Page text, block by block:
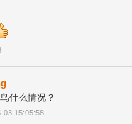
什么情况？
03 15:05:58